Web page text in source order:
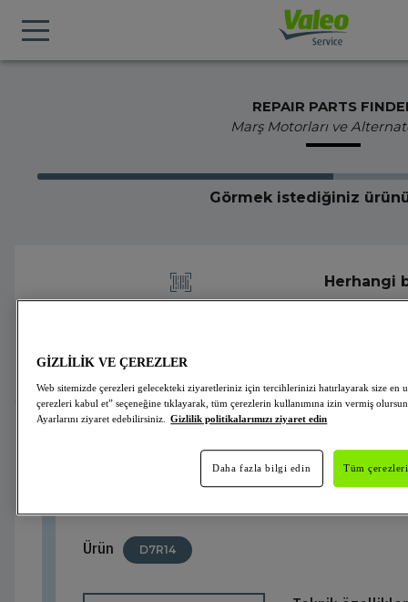
REPAIR PARTS
Marş Motorları ve
Görmek istediğiniz
Herhangi
Marş Motoru
Aktif
Ürün D7R14
GİZLİLİK VE ÇEREZLER
Web sitemizde çerezleri gelecekteki ziyaretleriniz için tercihlerinizi hatırlayarak size
çerezleri kabul et” seçeneğine tıklayarak, tüm çerezlerin kullanımına izin vermiş
Ayarlarını ziyaret edebilirsiniz.
Gizlilik politikalarımızı ziyaret edin
Tüm
Daha fazla bilgi edin